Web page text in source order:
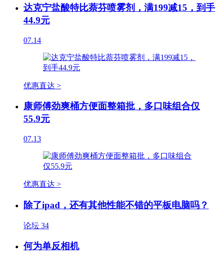
达克宁盐酸特比萘芬喷雾剂，满199减15，到手
44.9元
07.14
优惠直达 >
康师傅劲爽桶方便面整箱批，多口味组合仅
55.9元
07.13
优惠直达 >
除了ipad，还有其他性能不错的平板电脑吗？
论坛 34
何为单反相机